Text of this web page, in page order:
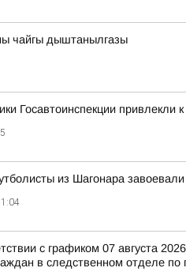
чайгы дыштанылгазы
Госавтоинспекции привлекли
из Шагонара завоевали
с графиком 07 августа
в следственном отделе по